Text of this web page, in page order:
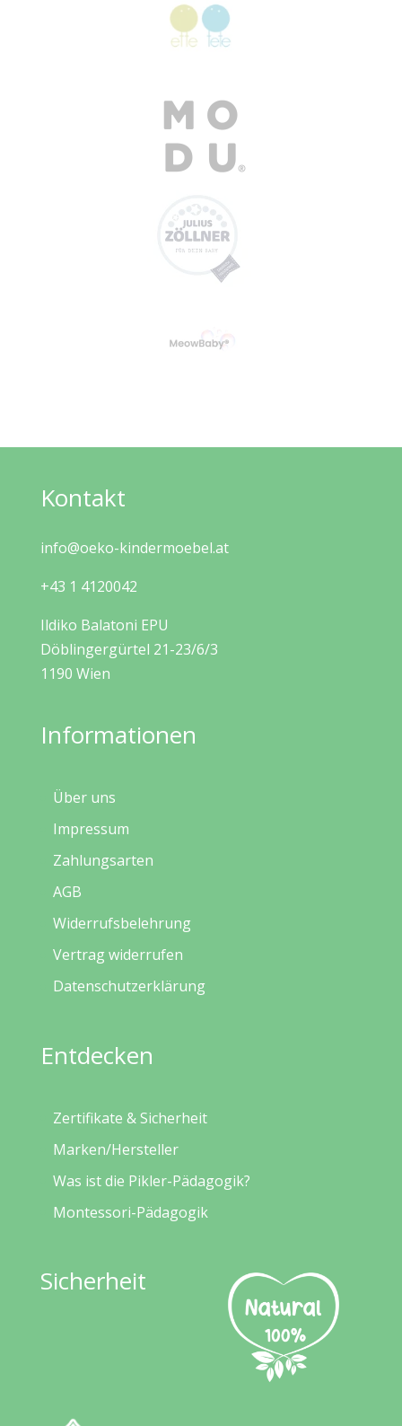
Kontakt
info@oeko-kindermoebel.at
+43 1 4120042
Ildiko Balatoni EPU
Döblingergürtel 21-23/6/3
1190 Wien
Informationen
Über uns
Impressum
Zahlungsarten
AGB
Widerrufsbelehrung
Vertrag widerrufen
Datenschutzerklärung
Entdecken
Zertifikate & Sicherheit
Marken/Hersteller
Was ist die Pikler-Pädagogik?
Montessori-Pädagogik
Sicherheit